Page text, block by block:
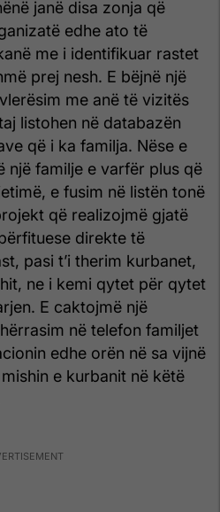
janë disa zonja që
edhe ato të
me i identifikuar rastet
prej nesh. E bëjnë një
me anë të vizitës
listohen në databazën
që i ka familja. Nëse e
një familje e varfër plus që
e fusim në listën tonë
që realizojmë gjatë
direkte të
pasi t’i therim kurbanet,
ne i kemi qytet për qytet
E caktojmë një
në telefon familjet
edhe orën në sa vijnë
e kurbanit në këtë